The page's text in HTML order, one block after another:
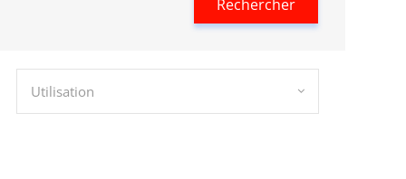
Rechercher
Utilisation